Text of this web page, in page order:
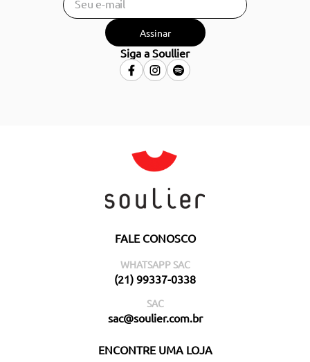
Assinar
Siga a Soullier
FALE CONOSCO
WHATSAPP SAC
(21) 99337-0338
SAC
sac@soulier.com.br
ENCONTRE UMA LOJA